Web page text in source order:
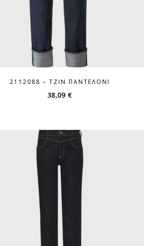
2112088 – ΤΖΙΝ ΠΑΝΤΕΛΌΝΙ
38,09 €